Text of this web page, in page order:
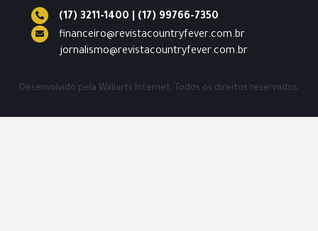
(17) 3211-1400
(17) 99766-7350
financeiro@revistacountryfever.com.br
jornalismo@revistacountryfever.com.br
Desenvolvido pela Williarts Internet. Todos os direitos reservados.